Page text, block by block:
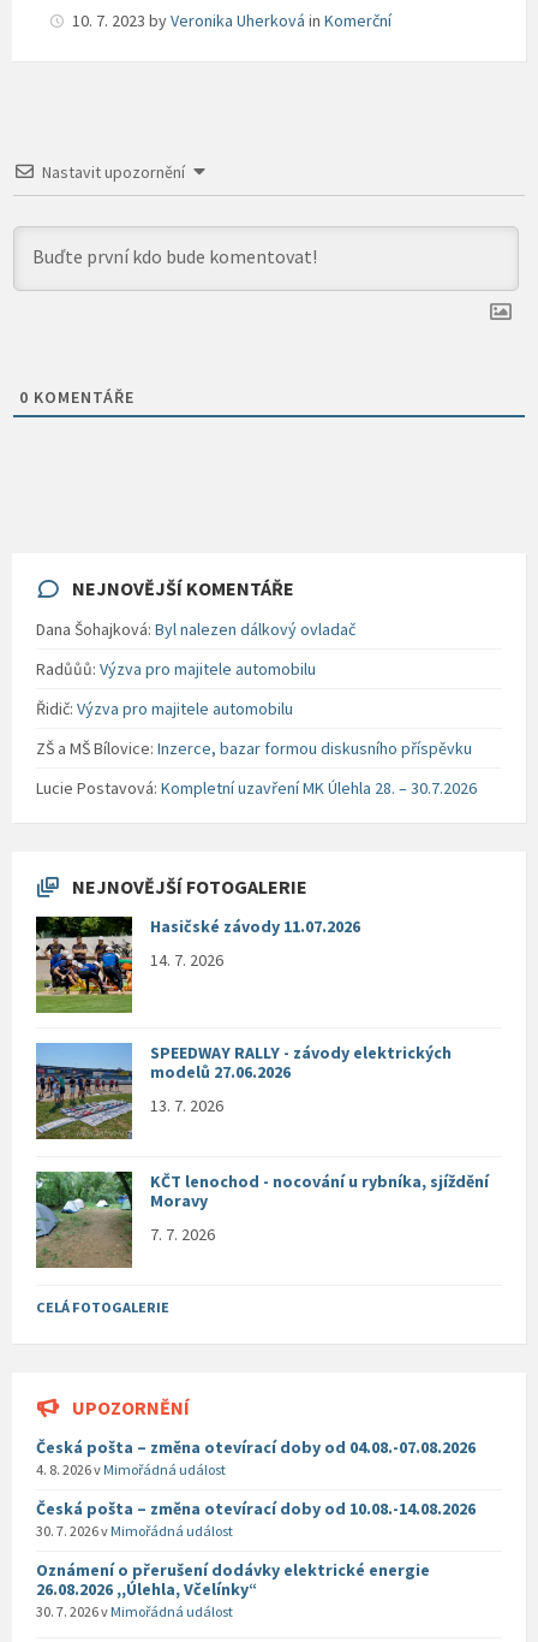
10. 7. 2023 byVeronika Uherková in Komerční
Nastavit upozornění
0 KOMENTÁŘE
NEJNOVĚJŠÍ KOMENTÁŘE
Dana Šohajková: Byl nalezen dálkový ovladač
Radůůů: Výzva pro majitele automobilu
Řidič: Výzva pro majitele automobilu
ZŠ a MŠ Bílovice: Inzerce, bazar formou diskusního příspěvku
Lucie Postavová: Kompletní uzavření MK Úlehla 28. – 30.7.2026
NEJNOVĚJŠÍ FOTOGALERIE
Hasičské závody 11.07.2026
14. 7. 2026
SPEEDWAY RALLY - závody elektrických
modelů 27.06.2026
13. 7. 2026
KČT lenochod - nocování u rybníka, sjíždění
Moravy
7. 7. 2026
CELÁ FOTOGALERIE
UPOZORNĚNÍ
Česká pošta – změna otevírací doby od 04.08.-07.08.2026
4. 8. 2026v Mimořádná událost
Česká pošta – změna otevírací doby od 10.08.-14.08.2026
30. 7. 2026v Mimořádná událost
Oznámení o přerušení dodávky elektrické energie
26.08.2026 ,,Úlehla, Včelínky“
30. 7. 2026v Mimořádná událost